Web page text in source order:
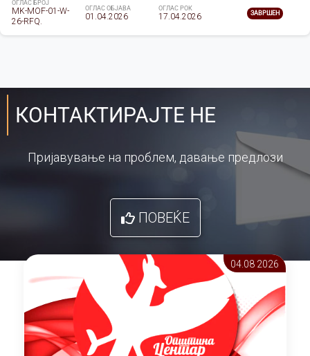
ОГЛАС БРОЈ
MK-MOF-01-W-
26-RFQ.
ОГЛАС ОБЈАВА
01.04.2026
ОГЛАС РОК
17.04.2026 ЗАВРШЕН
КОНТАКТИРАЈТЕ НЕ
Пријавување на проблем, давање предлози
ПОВЕЌЕ
04.08 2026